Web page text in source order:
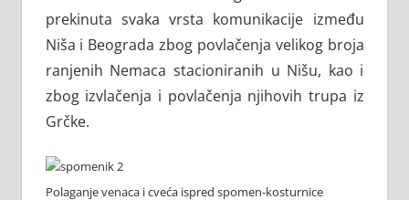
prekinuta svaka vrsta komunikacije između
Niša i Beograda zbog povlačenja velikog broja
ranjenih Nemaca stacioniranih u Nišu, kao i
zbog izvlačenja i povlačenja njihovih trupa iz
Grčke.
Polaganje venaca i cveća ispred spomen-kosturnice